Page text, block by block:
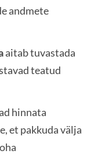
andmete
aitab tuvastada
teatud
hinnata
et pakkuda välja